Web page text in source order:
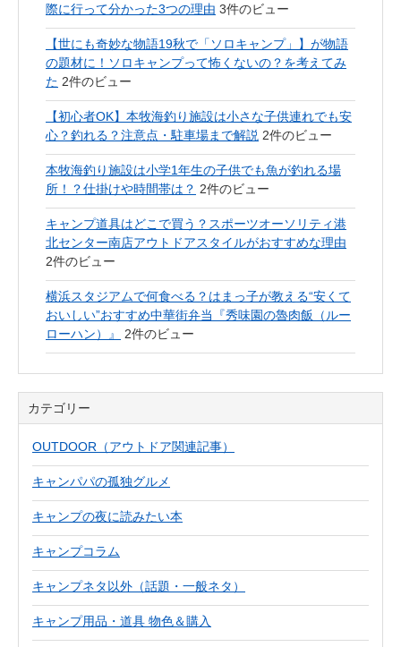
際に行って分かった3つの理由 3件のビュー
【世にも奇妙な物語19秋で「ソロキャンプ」】が物語
の題材に！ソロキャンプって怖くないの？を考えてみ
た 2件のビュー
【初心者OK】本牧海釣り施設は小さな子供連れでも安
心？釣れる？注意点・駐車場まで解説 2件のビュー
本牧海釣り施設は小学1年生の子供でも魚が釣れる場
所！？仕掛けや時間帯は？ 2件のビュー
キャンプ道具はどこで買う？スポーツオーソリティ港
北センター南店アウトドアスタイルがおすすめな理由
2件のビュー
横浜スタジアムで何食べる？はまっ子が教える“安くて
おいしい”おすすめ中華街弁当『秀味園の魯肉飯（ルー
ローハン）』
2件のビュー
カテゴリー
OUTDOOR（アウトドア関連記事）
キャンパパの孤独グルメ
キャンプの夜に読みたい本
キャンプコラム
キャンプネタ以外（話題・一般ネタ）
キャンプ用品・道具 物色＆購入